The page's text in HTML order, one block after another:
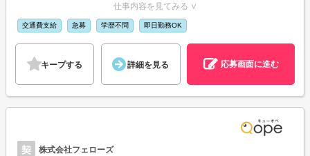
仕事内容を見てみる ∨
交通費支給 急募 学歴不問 即日勤務OK
キープする 詳細を見る 応募画面に進む
契 株式会社フェローズ